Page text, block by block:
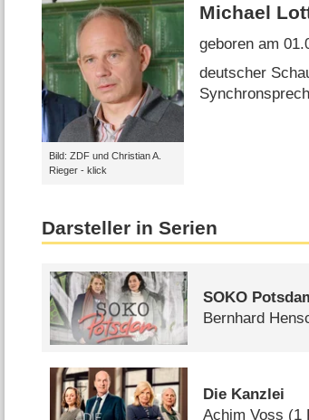
Bild: ZDF und Christian A.
Rieger - klick
Michael
geboren am
deutscher
Darsteller in Serien
SOKO
Bernhard
Die Kanzlei
Achim Voss (1